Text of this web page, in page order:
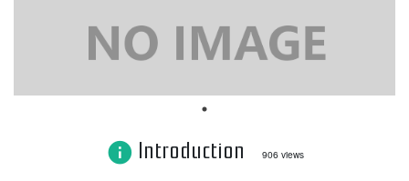
info Introduction 906 views